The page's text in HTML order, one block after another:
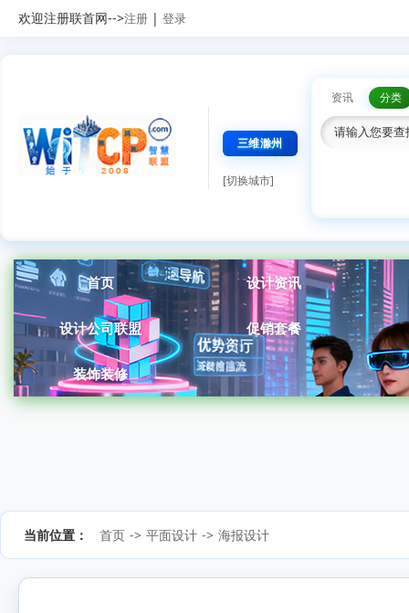
欢迎注册联首网-->注册 | 登录
三维滁州
[切换城市]
资讯 分类
首页 设计资讯
设计公司联盟 促销套餐
装饰装修
当前位置： 首页 -> 平面设计 -> 海报设计